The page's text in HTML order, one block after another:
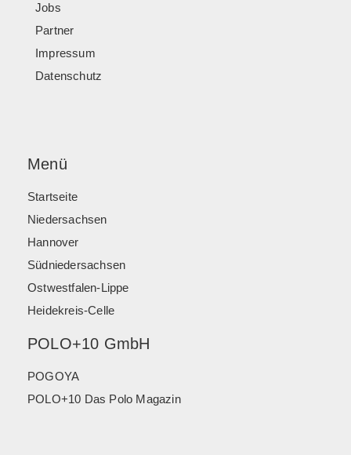
Jobs
Partner
Impressum
Datenschutz
Menü
Startseite
Niedersachsen
Hannover
Südniedersachsen
Ostwestfalen-Lippe
Heidekreis-Celle
POLO+10 GmbH
POGOYA
POLO+10 Das Polo Magazin